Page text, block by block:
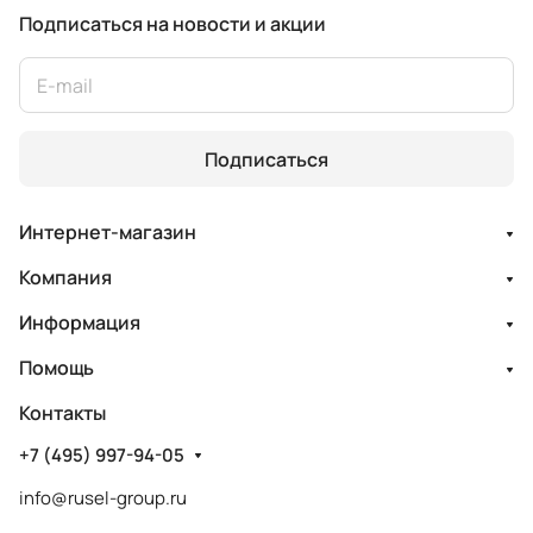
Подписаться на новости и акции
Подписаться
Интернет-магазин
Компания
Информация
Помощь
Контакты
+7 (495) 997-94-05
info@rusel-group.ru